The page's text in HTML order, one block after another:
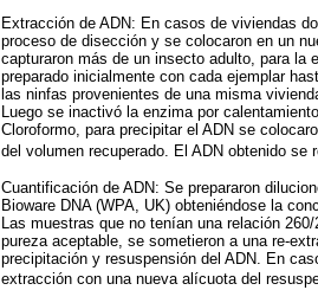
Extracción de ADN: En casos de viviendas
proceso de disección y se colocaron en un
capturaron más de un insecto adulto, para la
preparado inicialmente con cada ejemplar
las ninfas provenientes de una misma
Luego se inactivó la enzima por
Cloroformo, para precipitar el ADN se
del volumen recuperado. El ADN obtenido se
Cuantificación de ADN: Se prepararon
Bioware DNA (WPA, UK) obteniéndose la
Las muestras que no tenían una relación
pureza aceptable, se sometieron a una re-
precipitación y resuspensión del ADN. En
extracción con una nueva alícuota del